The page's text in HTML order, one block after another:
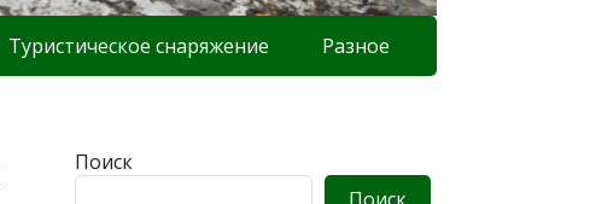
Туристическое снаряжение Разное
Поиск